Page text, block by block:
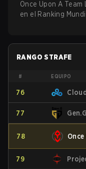
Once Upon A
en el Ranking
RANGO STRAFE
# EQUIPO
76
77 Gen.G
78
79